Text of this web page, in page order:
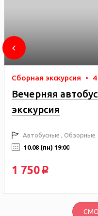
Сборная экскурсия •
Вечерняя
экскурсия
Автобусные , Обзорные
10.08 (пн) 19:00
1 750 p